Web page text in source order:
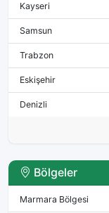
Kayseri
Samsun
Trabzon
Eskişehir
Denizli
Bölgeler
Marmara Bölgesi